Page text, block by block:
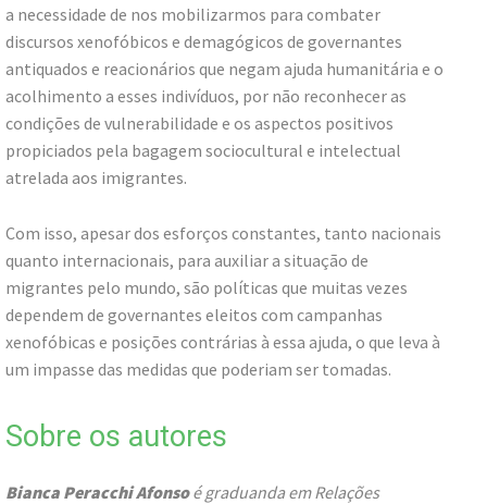
a necessidade de nos mobilizarmos para combater
discursos xenofóbicos e demagógicos de governantes
antiquados e reacionários que negam ajuda humanitária e o
acolhimento a esses indivíduos, por não reconhecer as
condições de vulnerabilidade e os aspectos positivos
propiciados pela bagagem sociocultural e intelectual
atrelada aos imigrantes.
Com isso, apesar dos esforços constantes, tanto nacionais
quanto internacionais, para auxiliar a situação de
migrantes pelo mundo, são políticas que muitas vezes
dependem de governantes eleitos com campanhas
xenofóbicas e posições contrárias à essa ajuda, o que leva à
um impasse das medidas que poderiam ser tomadas.
Sobre os autores
Bianca Peracchi Afonsoé graduanda em Relações